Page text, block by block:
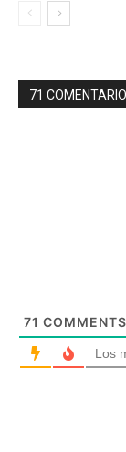
71
71 COMMENTS
Los